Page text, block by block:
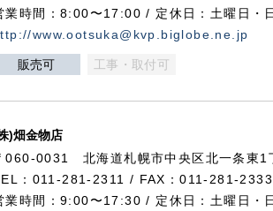
業時間：8:00〜17:00 / 定休日：土曜日・
www.ootsuka@kvp.biglobe.ne.jp
販売可 工事・取付可
)畑金物店
060-0031 北海道札幌市中央区北一条東1
：011-281-2311 / FAX：011-281-
業時間：9:00〜17:30 / 定休日：土曜日・